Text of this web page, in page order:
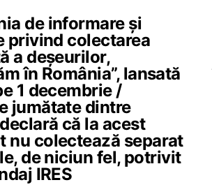
de informare și
privind colectarea
a deșeurilor,
în România”, lansată
1 decembrie /
jumătate dintre
că la acest
nu colectează separat
de niciun fel, potrivit
IRES